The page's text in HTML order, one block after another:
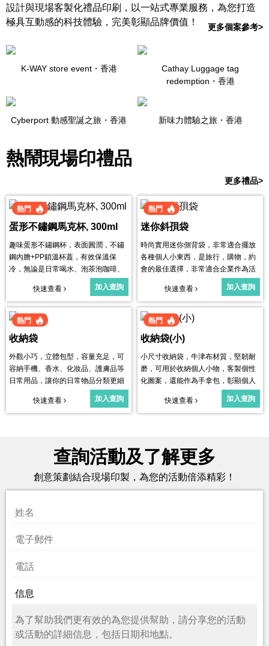
設計與現場客製化禮品印刷，以一站式專業服務，為您打造
極具互動感的科技體驗，完美彰顯品牌價值！
更多個案參考>
K-WAY store event・ 香港
Cathay Luggage tag
redemption・ 香港
Cyberport 動感聖誕之旅・ 香港 新味力體驗之旅・ 香港
更多禮品>
熱鬧現場印禮品
熱門
蛋形不鏽鋼馬克杯, 300ml
趣味蛋形不鏽鋼杯，表面圓潤，不鏽
鋼內膽+PP鎖溫杯蓋，有效保溫保
冷，無論是日常喝水、泡茶泡咖啡、
加入查詢
快速查看
熱門
迷你斜孭袋
時尚實用迷你側背袋，非常適合擺放
各種個人小東西，是旅行，購物，約
會的最佳選擇，非常適合企業作為活
加入查詢
快速查看
熱門
收納袋
外觀小巧，立體包型，容量充足，可
容納手機、香水、化妝品、護膚品等
日常用品，讓你的日常物品分類更細
加入查詢
快速查看
熱門
收納袋(小)
小尺寸收納袋，牛津布材質，堅韌耐
磨，可用於收納個人小物，客製個性
化圖案，還能作為手拿包，彰顯個人
加入查詢
快速查看
查詢活動及了解更多
創意策劃結合現場印製，為您的活動倍添精彩！
信息